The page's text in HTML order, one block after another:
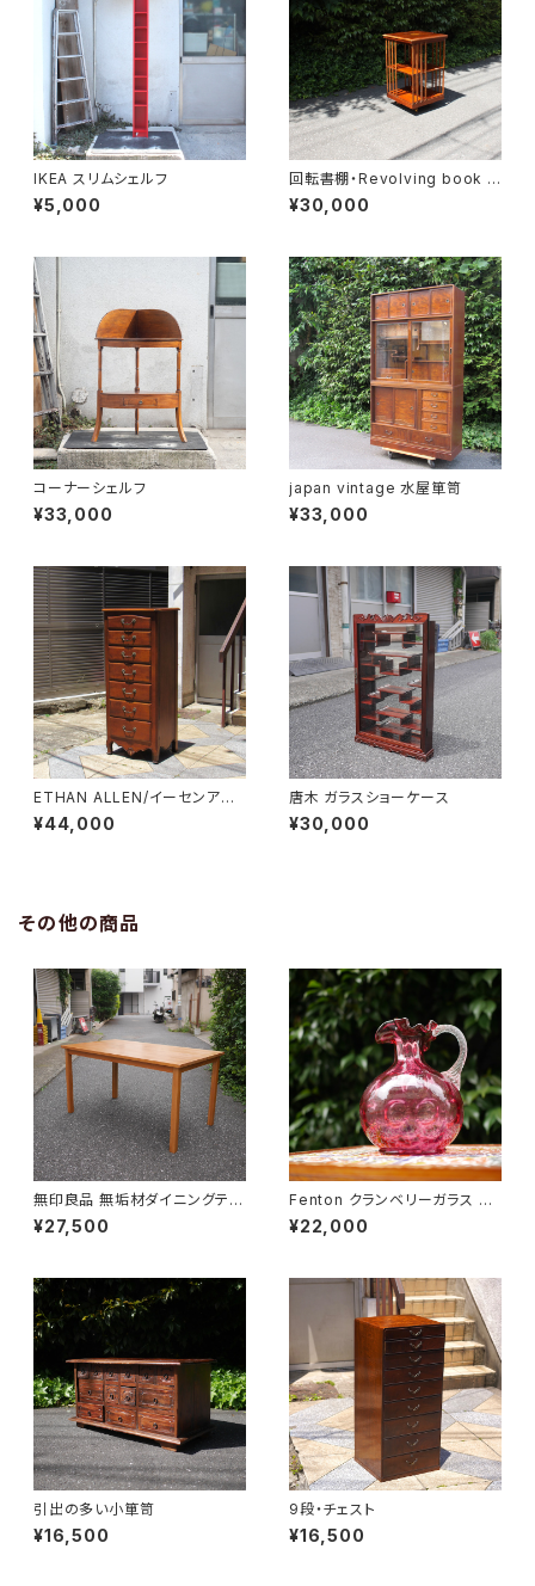
IKEA スリムシェルフ
¥5,000
回転書棚・Revolving book c
ase
¥30,000
コーナーシェルフ
¥33,000
japan vintage 水屋箪笥
¥33,000
ETHAN ALLEN/イーセンアー
レン 7段トールチェスト
¥44,000
唐木 ガラスショーケース
¥30,000
その他の商品
無印良品 無垢材ダイニングテー
ブル
¥27,500
Fenton クランベリーガラス ピ
ッチャー
¥22,000
引出の多い小箪笥
¥16,500
9段・チェスト
¥16,500